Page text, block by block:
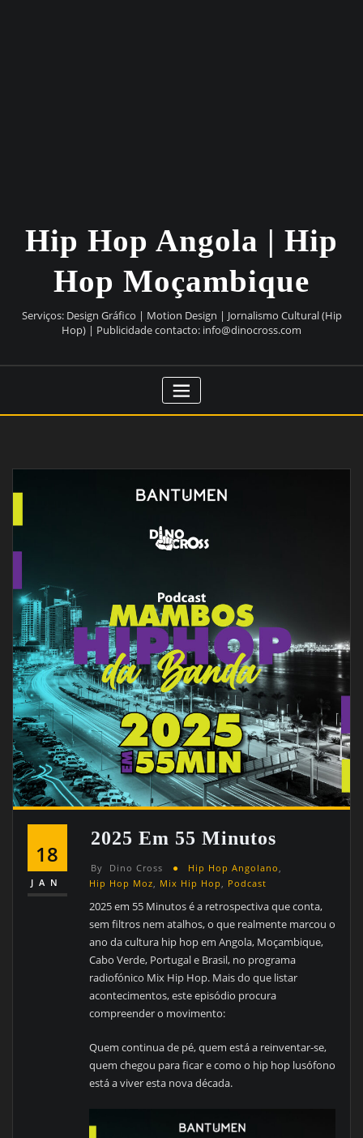
Hip Hop Angola | Hip
Hop Moçambique
Serviços: Design Gráfico | Motion Design | Jornalismo Cultural (Hip
Hop) | Publicidade contacto: info@dinocross.com
18
JAN
2025 Em 55 Minutos
By Dino Cross Hip Hop Angolano ,
Hip Hop Moz, Mix Hip Hop , Podcast
2025 em 55 Minutos é a retrospectiva que conta,
sem filtros nem atalhos, o que realmente marcou o
ano da cultura hip hop em Angola, Moçambique,
Cabo Verde, Portugal e Brasil, no programa
radiofónico Mix Hip Hop. Mais do que listar
acontecimentos, este episódio procura
compreender o movimento:
Quem continua de pé, quem está a reinventar-se,
quem chegou para ficar e como o hip hop lusófono
está a viver esta nova década.